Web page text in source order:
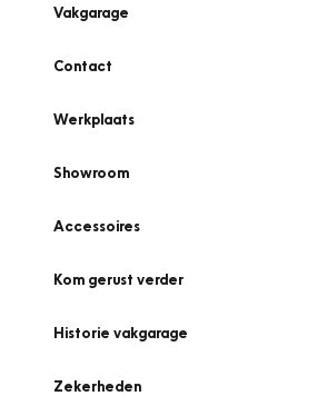
Vakgarage
Contact
Werkplaats
Showroom
Accessoires
Kom gerust verder
Historie vakgarage
Zekerheden